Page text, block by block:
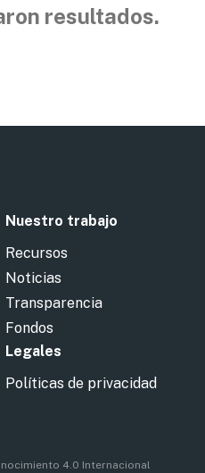
resultados.
Nuestro trabajo
Recursos
Noticias
Transparencia
Fondos
Legales
Políticas de privacidad
4.0 Internacional